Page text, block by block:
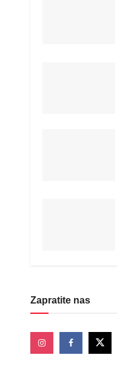
Zapratite nas